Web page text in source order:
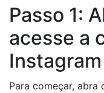
Passo 1:
acesse a
Instagram
Para começar, abra